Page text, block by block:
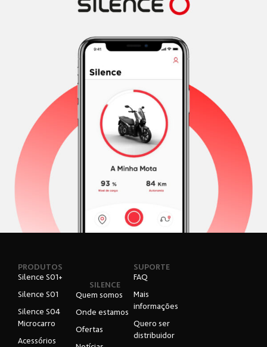
PRODUTOS
Silence S01+
Silence S01
Silence S04
Microcarro
Acessórios
SILENCE
Quem somos
Onde estamos
Ofertas
SUPORTE
FAQ
Mais
informações
Quero ser
distribuidor